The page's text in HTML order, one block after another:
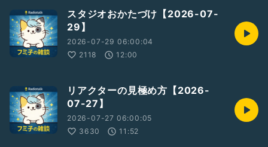
スタジオおかたづけ【2026-07-
29】
2026-07-29 06:00:04
2118
12:00
リアクターの見極め方【2026-
07-27】
2026-07-27 06:00:05
3630
11:52